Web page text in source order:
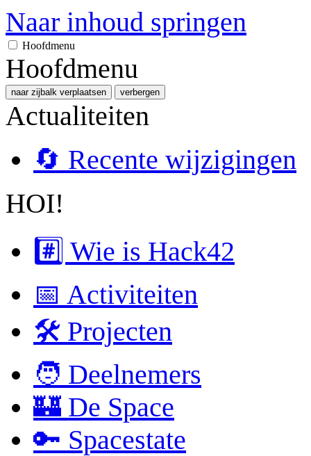
Naar inhoud springen
Hoofdmenu
Hoofdmenu
naar zijbalk verplaatsen verbergen
Actualiteiten
🔄 Recente wijzigingen
HOI!
#️⃣ Wie is Hack42
📅 Activiteiten
🛠 Projecten
🧑 Deelnemers
🏰 De Space
🔑 Spacestate